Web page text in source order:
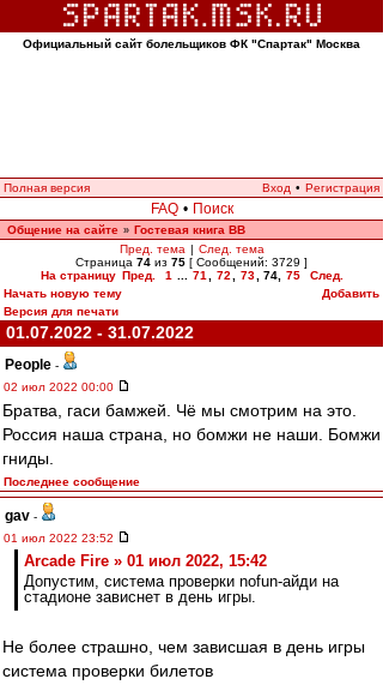
Официальный сайт болельщиков ФК "Спартак" Москва
Полная версия Вход • Регистрация
FAQ • Поиск
Общение на сайте » Гостевая книга ВВ
Пред. тема | След. тема
Страница 74 из 75 [ Сообщений: 3729 ]
На страницу Пред. 1 71 72 73 74, 75
След.
Начать новую тему
Добавить
Версия для печати
01.07.2022 - 31.07.2022
People -
02 июл 2022 00:00
Братва, гаси бамжей. Чё мы смотрим на это.
Россия наша страна, но бомжи не наши. Бомжи
гниды.
Последнее сообщение
gav -
01 июл 2022 23:52
Arcade Fire » 01 июл 2022, 15:42
Допустим, система проверки nofun-айди на
стадионе зависнет в день игры.
Не более страшно, чем зависшая в день игры
система проверки билетов